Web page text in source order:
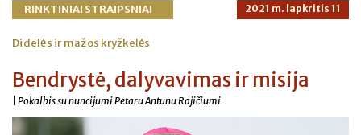
RINKTINIAI STRAIPSNIAI 2021 m. lapkritis 11
Didelės ir mažos kryžkelės
Bendrystė, dalyvavimas ir misija
| Pokalbis su nuncijumi Petaru Antunu Rajičiumi